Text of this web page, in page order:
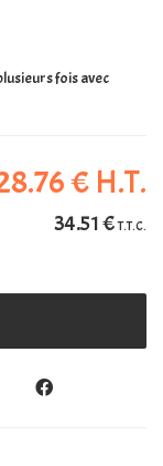
fois avec
.76€ H.T.
34.51€T.T.C.